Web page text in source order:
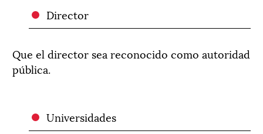
Director
Que el director sea reconocido como autoridad
pública.
Universidades